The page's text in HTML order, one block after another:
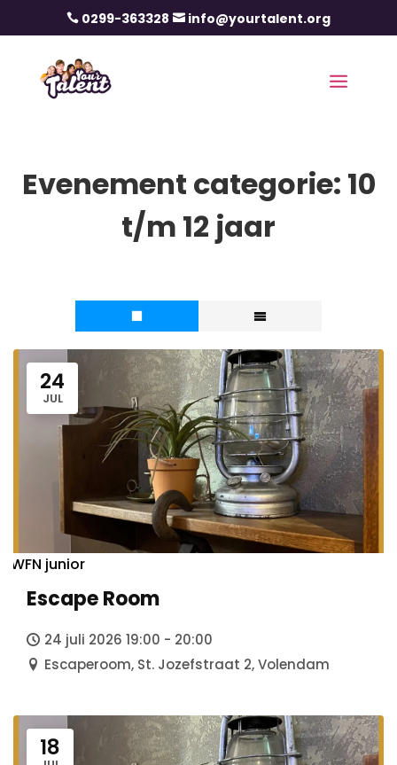
 0299-363328  info@yourtalent.org
Evenement categorie: 10
t/m 12 jaar
24
JUL
WFN junior
Escape Room
24 juli 2026 19:00 - 20:00
Escaperoom, St. Jozefstraat 2, Volendam
18